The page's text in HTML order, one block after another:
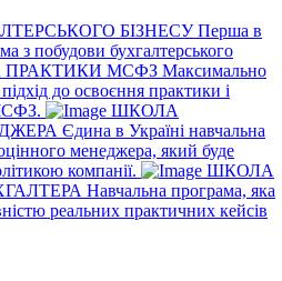
БІЗНЕСУПерша в
з побудови бухгалтерського
МСФЗ Максимально
до освоєння практики і
ШКОЛА
Єдина в Україні навчальна
менеджера, який буде
компанії.
ШКОЛА
Навчальна програма, яка
реальних практичних кейсів